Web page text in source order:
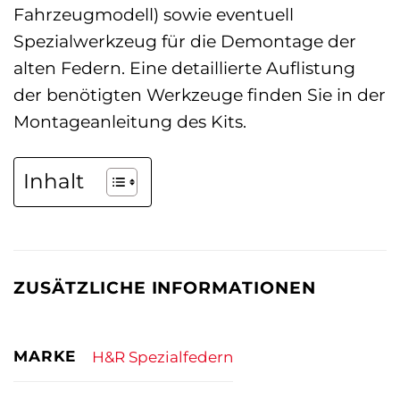
Fahrzeugmodell) sowie eventuell
Spezialwerkzeug für die Demontage der
alten Federn. Eine detaillierte Auflistung
der benötigten Werkzeuge finden Sie in der
Montageanleitung des Kits.
Inhalt
ZUSÄTZLICHE INFORMATIONEN
MARKE H&R Spezialfedern